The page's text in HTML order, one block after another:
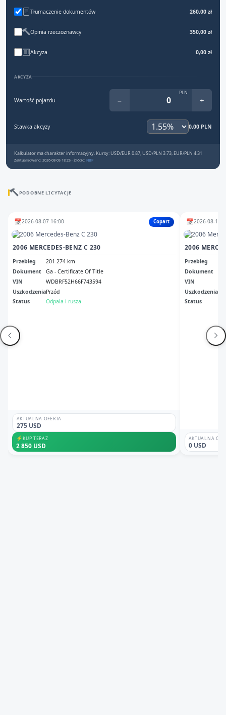
Tłumaczenie dokumentów 260,00 zł
Opinia rzeczoznawcy 350,00 zł
Akcyza 0,00 zł
AKCYZA
Wartość pojazdu −
PLN
+
Stawka akcyzy 0,00 PLN
Kalkulator ma charakter informacyjny. Kursy: USD/EUR 0.87, USD/PLN 3.73, EUR/PLN 4.31
Zaktualizowano: 2026-08-05 18:25 · Źródło: NBP
PODOBNE LICYTACJE
📅2026-08-07 16:00 Copart
2006 MERCEDES-BENZ C 230
Przebieg
201 274 km
Dokument
Ga - Certificate Of Title
VIN
WDBRF52H66F743594
UszkodzeniaPrzód
Status
Odpala i rusza
AKTUALNA OFERTA
275 USD
⚡KUP TERAZ
2 850 USD
📅2026-08-17
2006
Przebieg
Dokument
VIN
Uszkodzenia
Status
AKTUALNA
0 USD